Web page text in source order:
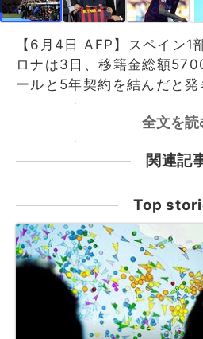
【6月4日 AFP】スペイン1
ロナは3日、移籍金総額
ールと5年契約を結んだと発
全文を読
関連記
Top